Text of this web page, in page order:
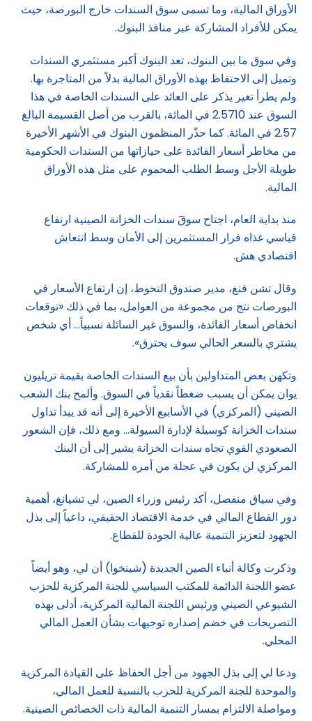
الأوراق المالية، وما تسمى سوق السندات خارج البورصة، حيث
يمكن للأفراد المشاركة عبر منافذ البنوك.
وفي سوق ما بين البنوك، تعد البنوك أكبر مستثمري السندات
وتميل إلى الاحتفاظ بهذه الأوراق المالية بدلاً من المتاجرة بها.
ولم يطرأ تغير يذكر على العائد على السندات الخاصة في هذا
السوق عند 2.5710 في المائة، بالقرب من أصل القسيمة البالغ
2.57 في المائة. كما حذّر المنظمون البنوك في الأشهر الأخيرة
من مخاطر أسعار الفائدة على حيازاتها من السندات الحكومية
طويلة الأجل وسط الطلب المحموم على مثل هذه الأوراق
المالية.
منذ بداية العام، اجتاح سوقَ سندات الخزانة الصينية ارتفاع
قياسي غذاه فرار المستثمرين إلى الأمان وسط انتعاش
اقتصادي هش.
وقال تشن فنغ، مدير صندوق التحوط، إن ارتفاع الأسعار في
البورصات نتج من مجموعة من العوامل، بما في ذلك «توقعات
انخفاض أسعار الفائدة، والسوق غير السائلة نسبياً… أي شخص
يشتري بالسعر الحالي سوف يحترق».
وتكهن بعض المتداولين بأن بيع السندات الخاصة بقيمة تريليون
يوان يمكن أن يسبب ضغطاً نقدياً في السوق. وألمح بنك الشعب
الصيني (المركزي) في الأسابيع الأخيرة إلى أنه قد يبدأ تداول
سندات الخزانة كوسيلة لإدارة السيولة… ومع ذلك، فإن الشعور
الصعودي القوي تجاه سندات الخزانة يشير إلى أن البنك
المركزي لن يكون في عجلة من أمره للمشاركة.
وفي سياق منفصل، أكد رئيس وزراء الصين، لي تشيانغ، أهمية
دور القطاع المالي في خدمة الاقتصاد الحقيقي، داعياً إلى بذل
الجهود لتعزيز التنمية عالية الجودة للقطاع.
وذكرت وكالة أنباء الصين الجديدة (شينخوا) أن لي، وهو أيضاً
عضو اللجنة الدائمة للمكتب السياسي للجنة المركزية للحزب
الشيوعي الصيني ورئيس اللجنة المالية المركزية، أدلى بهذه
التصريحات في خضم إصداره توجيهات بشأن العمل المالي
المحلي.
ودعا لي إلى بذل الجهود من أجل الحفاظ على القيادة المركزية
والموحدة للجنة المركزية للحزب بالنسبة للعمل المالي،
ومواصلة الالتزام بمسار التنمية المالية ذات الخصائص الصينية.